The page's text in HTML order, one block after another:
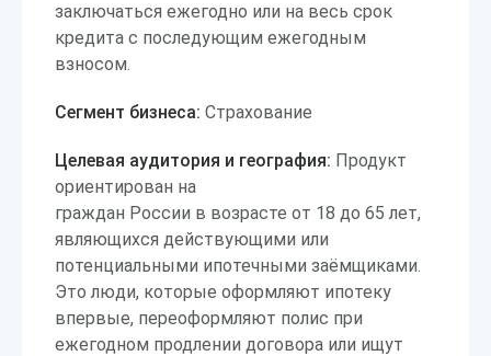
заключаться ежегодно или на весь срок
кредита с последующим ежегодным
взносом.
Сегмент бизнеса: Страхование
Целевая аудитория и география: Продукт
ориентирован на
граждан России в возрасте от 18 до 65 лет,
являющихся действующими или
потенциальными ипотечными заёмщиками.
Это люди, которые оформляют ипотеку
впервые, переоформляют полис при
ежегодном продлении договора или ищут